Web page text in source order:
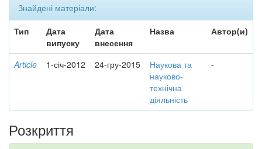
Знайдені матеріали:
Тип
Дата
випуску
Дата
внесення
Назва Автор(и)
Article 1-січ-2012 24-гру-2015
Наукова та
науково-
технічна
діяльність
-
Розкриття